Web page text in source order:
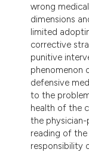
wrong
dimensions
limited
corrective
punitive
phenomenon
defensive
to the
health of the
the
reading of
responsibility